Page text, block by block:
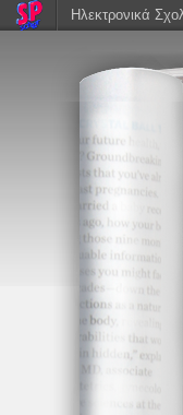
Ηλεκτρονικά